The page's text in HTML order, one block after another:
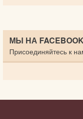
МЫ НА
Присоединяйтесь к